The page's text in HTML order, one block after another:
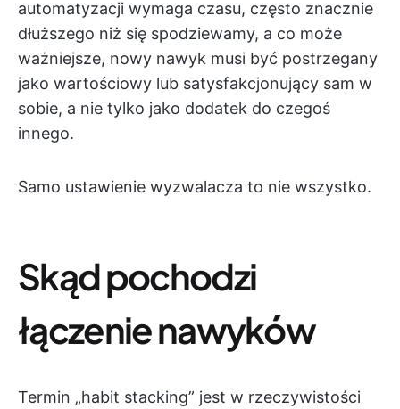
automatyzacji wymaga czasu, często znacznie
dłuższego niż się spodziewamy, a co może
ważniejsze, nowy nawyk musi być postrzegany
jako wartościowy lub satysfakcjonujący sam w
sobie, a nie tylko jako dodatek do czegoś
innego.
Samo ustawienie wyzwalacza to nie wszystko.
Skąd pochodzi
łączenie nawyków
Termin „habit stacking” jest w rzeczywistości